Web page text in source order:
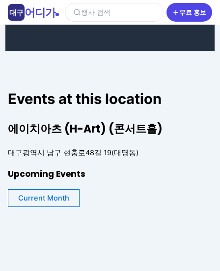
콘텐츠로 건너뛰기
Events at this location
에이치아츠 (H-Art) (콘서트홀)
대구광역시 남구 현충로48길 19(대명동)
Upcoming Events
Current Month
대구 어디가 행사 검색 무료 홍보